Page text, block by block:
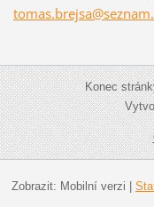
tomas.brejsa@sez
Konec
Zobrazit: Mobilní verzi